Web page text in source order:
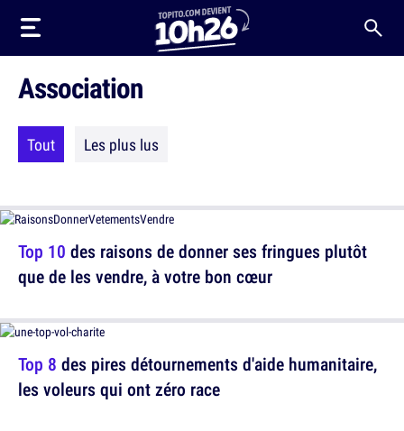
Association
Tout Les plus lus
Top 10 des raisons de donner ses fringues plutôt
que de les vendre, à votre bon cœur
Top 8 des pires détournements d'aide humanitaire,
les voleurs qui ont zéro race